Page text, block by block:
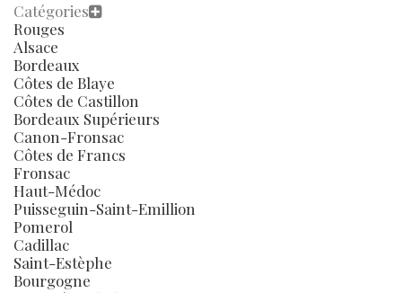
Catégories
Rouges
Alsace
Bordeaux
Côtes de Blaye
Côtes de Castillon
Bordeaux Supérieurs
Canon-Fronsac
Côtes de Francs
Fronsac
Haut-Médoc
Puisseguin-Saint-Emillion
Pomerol
Cadillac
Saint-Estèphe
Bourgogne